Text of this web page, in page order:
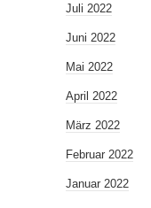
Juli 2022
Juni 2022
Mai 2022
April 2022
März 2022
Februar 2022
Januar 2022